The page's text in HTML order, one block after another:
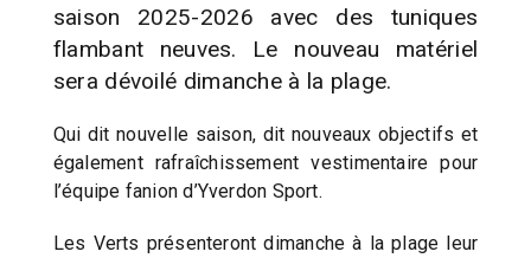
saison 2025-2026 avec des tuniques
flambant neuves. Le nouveau matériel
sera dévoilé dimanche à la plage.
Qui dit nouvelle saison, dit nouveaux objectifs et
également rafraîchissement vestimentaire pour
l’équipe fanion d’Yverdon Sport.
Les Verts présenteront dimanche à la plage leur